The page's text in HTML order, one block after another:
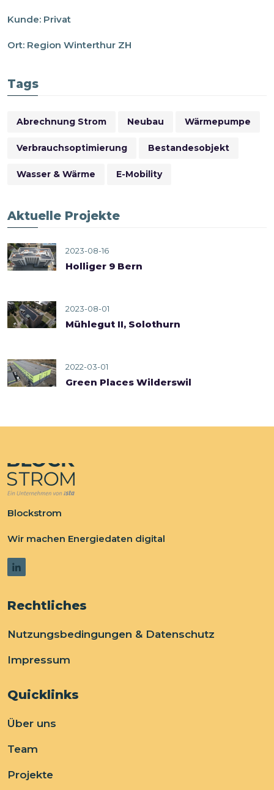
Kunde: Privat
Ort: Region Winterthur ZH
Tags
Abrechnung Strom Neubau Wärmepumpe
Verbrauchsoptimierung Bestandesobjekt
Wasser & Wärme E-Mobility
Aktuelle Projekte
2023-08-16
Holliger 9 Bern
2023-08-01
Mühlegut II, Solothurn
2022-03-01
Green Places Wilderswil
Blockstrom
Wir machen Energiedaten digital
Rechtliches
Nutzungsbedingungen & Datenschutz
Impressum
Quicklinks
Über uns
Team
Projekte